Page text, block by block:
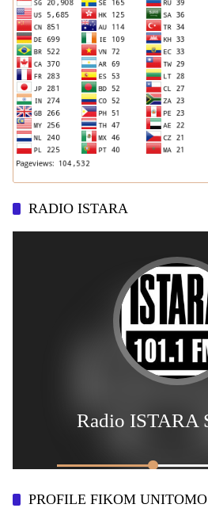
RADIO ISTARA
PROFILE FIKOM UNITOMO